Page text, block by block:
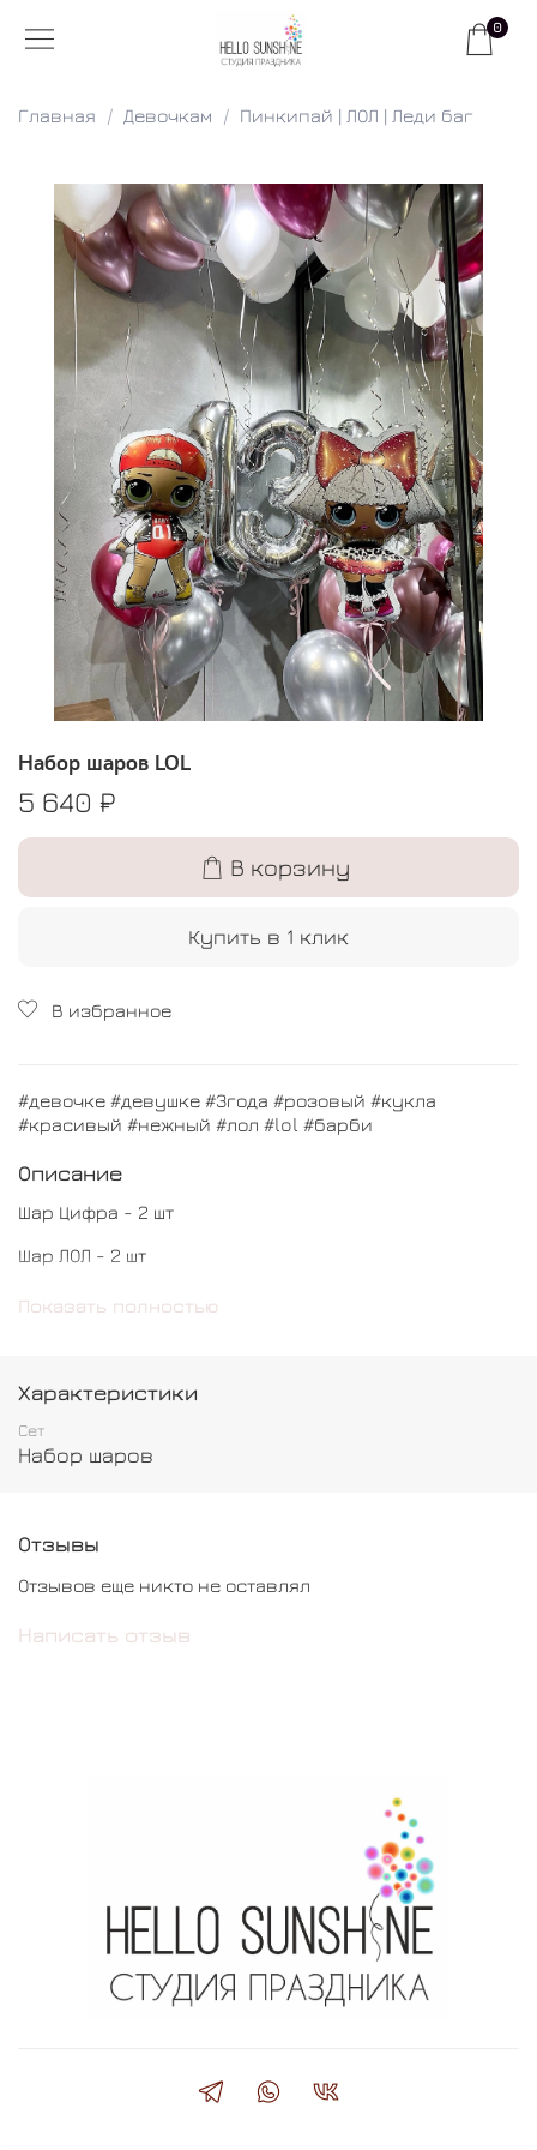
0
Главная Девочкам Пинкипай | ЛОЛ | Леди баг
Набор шаров LOL
5 640 ₽
В корзину
Купить в 1 клик
В избранное
#девочке #девушке #3года #розовый #кукла
#красивый #нежный #лол #lol #барби
Описание
Шар Цифра - 2 шт
Шар ЛОЛ - 2 шт
Шар хром - 9 шт
Показать полностью
Характеристики
Сет
Набор шаров
Отзывы
Отзывов еще никто не оставлял
Написать отзыв